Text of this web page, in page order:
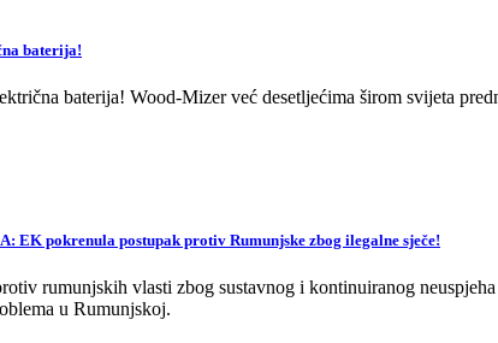
baterija!
baterija! Wood-Mizer već desetljećima širom svijeta
EK pokrenula postupak protiv Rumunjske zbog ilegalne sječe!
rumunjskih vlasti zbog sustavnog i kontinuiranog
u Rumunjskoj.